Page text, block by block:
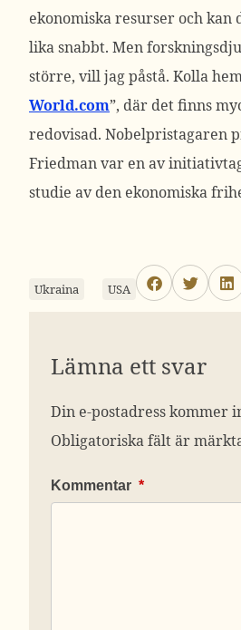
ekonomiska resurser och
lika snabbt. Men
större, vill jag påstå. Kolla
World.com”, där det finns
redovisad. Nobelpristagaren
Friedman var en av
studie av den ekonomiska
Ukraina USA
Lämna ett svar
Din e-postadress kommer
Obligatoriska fält är
Kommentar *